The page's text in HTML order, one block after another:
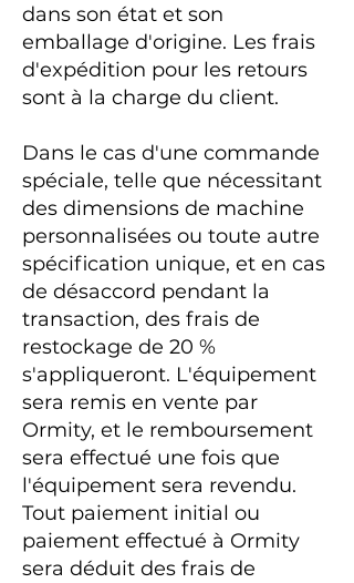
dans son état et son
emballage d'origine. Les frais
d'expédition pour les retours
sont à la charge du client.
Dans le cas d'une commande
spéciale, telle que nécessitant
des dimensions de machine
personnalisées ou toute autre
spécification unique, et en cas
de désaccord pendant la
transaction, des frais de
restockage de 20 %
s'appliqueront. L'équipement
sera remis en vente par
Ormity, et le remboursement
sera effectué une fois que
l'équipement sera revendu.
Tout paiement initial ou
paiement effectué à Ormity
sera déduit des frais de